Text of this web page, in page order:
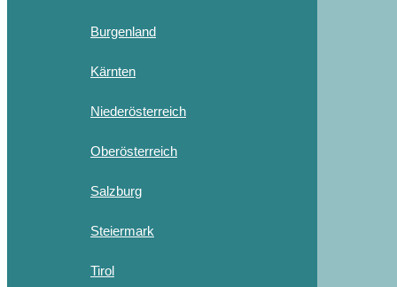
Burgenland
Kärnten
Niederösterreich
Oberösterreich
Salzburg
Steiermark
Tirol